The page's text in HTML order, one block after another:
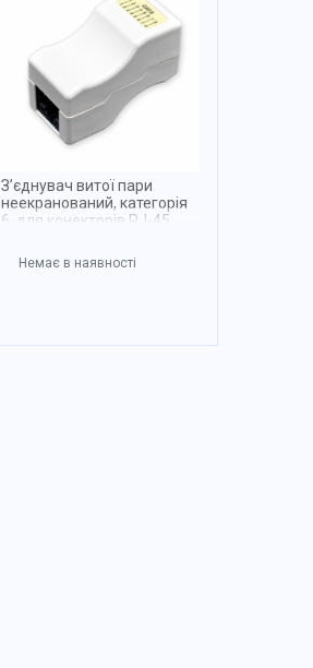
З’єднувач витої пари
неекранований, категорія
6, для конекторів RJ-45,
Немає в наявності